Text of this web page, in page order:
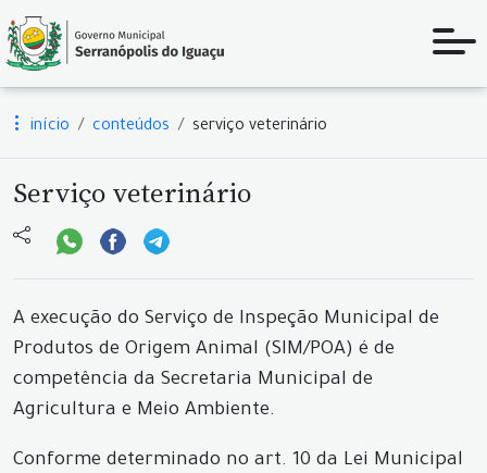
início conteúdos serviço veterinário
Serviço veterinário
A execução do Serviço de Inspeção Municipal de
Produtos de Origem Animal (SIM/POA) é de
competência da Secretaria Municipal de
Agricultura e Meio Ambiente.
Conforme determinado no art. 10 da Lei Municipal